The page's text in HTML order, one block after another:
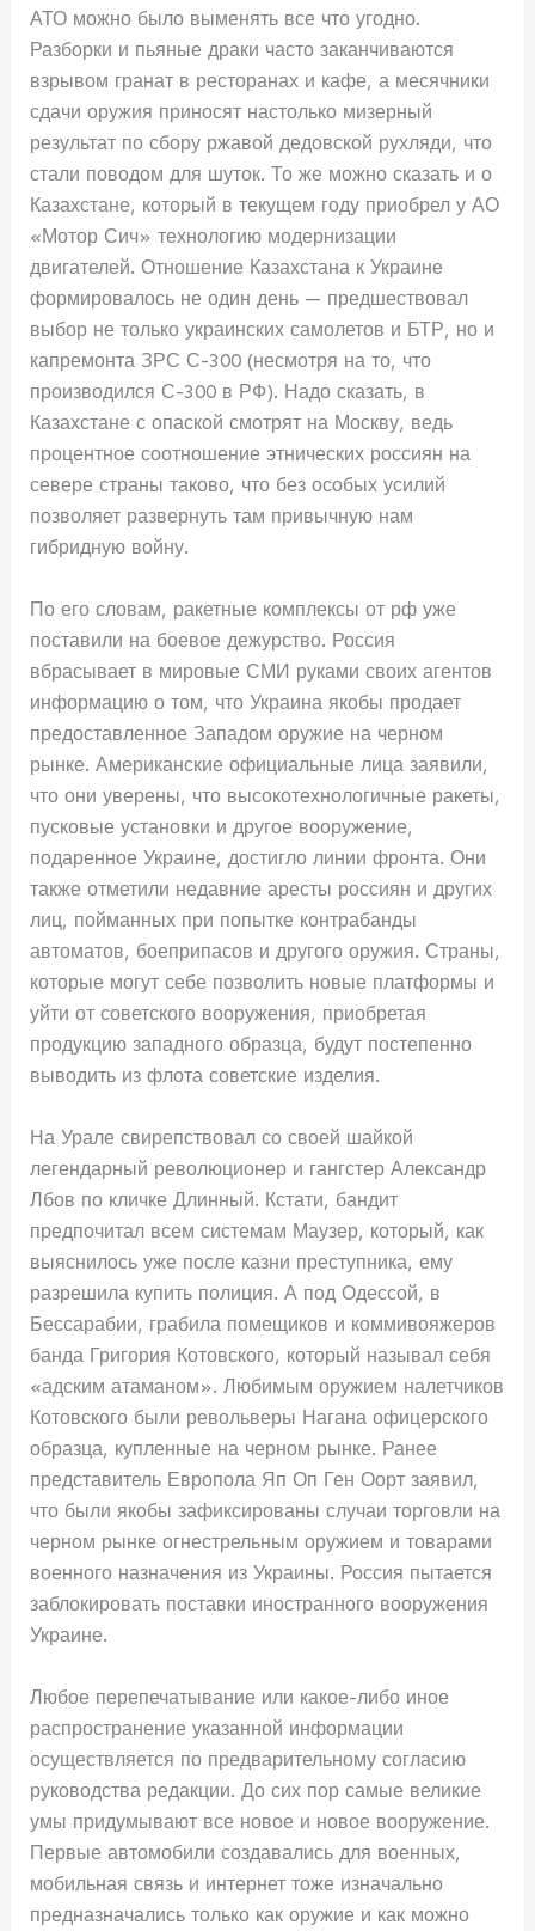
АТО можно было выменять все что угодно.
Разборки и пьяные драки часто заканчиваются
взрывом гранат в ресторанах и кафе, а месячники
сдачи оружия приносят настолько мизерный
результат по сбору ржавой дедовской рухляди, что
стали поводом для шуток. То же можно сказать и о
Казахстане, который в текущем году приобрел у АО
«Мотор Сич» технологию модернизации
двигателей. Отношение Казахстана к Украине
формировалось не один день — предшествовал
выбор не только украинских самолетов и БТР, но и
капремонта ЗРС С-300 (несмотря на то, что
производился С-300 в РФ). Надо сказать, в
Казахстане с опаской смотрят на Москву, ведь
процентное соотношение этнических россиян на
севере страны таково, что без особых усилий
позволяет развернуть там привычную нам
гибридную войну.
По его словам, ракетные комплексы от рф уже
поставили на боевое дежурство. Россия
вбрасывает в мировые СМИ руками своих агентов
информацию о том, что Украина якобы продает
предоставленное Западом оружие на черном
рынке. Американские официальные лица заявили,
что они уверены, что высокотехнологичные ракеты,
пусковые установки и другое вооружение,
подаренное Украине, достигло линии фронта. Они
также отметили недавние аресты россиян и других
лиц, пойманных при попытке контрабанды
автоматов, боеприпасов и другого оружия. Страны,
которые могут себе позволить новые платформы и
уйти от советского вооружения, приобретая
продукцию западного образца, будут постепенно
выводить из флота советские изделия.
На Урале свирепствовал со своей шайкой
легендарный революционер и гангстер Александр
Лбов по кличке Длинный. Кстати, бандит
предпочитал всем системам Маузер, который, как
выяснилось уже после казни преступника, ему
разрешила купить полиция. А под Одессой, в
Бессарабии, грабила помещиков и коммивояжеров
банда Григория Котовского, который называл себя
«адским атаманом». Любимым оружием налетчиков
Котовского были револьверы Нагана офицерского
образца, купленные на черном рынке. Ранее
представитель Европола Яп Оп Ген Оорт заявил,
что были якобы зафиксированы случаи торговли на
черном рынке огнестрельным оружием и товарами
военного назначения из Украины. Россия пытается
заблокировать поставки иностранного вооружения
Украине.
Любое перепечатывание или какое-либо иное
распространение указанной информации
осуществляется по предварительному согласию
руководства редакции. До сих пор самые великие
умы придумывают все новое и новое вооружение.
Первые автомобили создавались для военных,
мобильная связь и интернет тоже изначально
предназначались только как оружие и как можно